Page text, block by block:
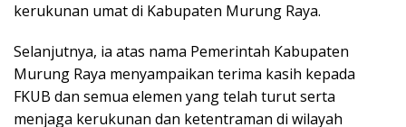
kerukunan umat di Kabupaten Murung Raya.
Selanjutnya, ia atas nama Pemerintah Kabupaten
Murung Raya menyampaikan terima kasih kepada
FKUB dan semua elemen yang telah turut serta
menjaga kerukunan dan ketentraman di wilayah